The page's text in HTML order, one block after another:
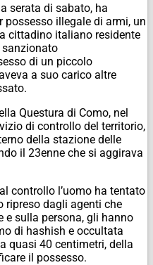
serata di sabato, ha
illegale di armi, un
cittadino italiano residente
sanzionato
di un piccolo
a suo carico altre
Questura di Como, nel
di controllo del territorio,
della stazione delle
il 23enne che si aggirava
controllo l’uomo ha tentato
ripreso dagli agenti che
e sulla persona, gli hanno
di hashish e occultata
quasi 40 centimetri, della
il possesso.